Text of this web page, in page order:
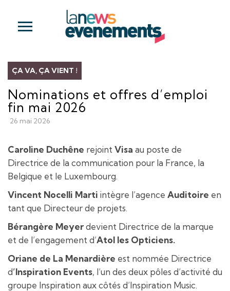
ÇA VA, ÇA VIENT !
Nominations et offres d’emploi
fin mai 2026
26 mai 2026
Caroline Duchêne rejoint Visa au poste de
Directrice de la communication pour la France, la
Belgique et le Luxembourg.
Vincent Nocelli Marti intègre l’agence Auditoire en
tant que Directeur de projets.
Bérangère Meyerdevient Directrice de la marque
et de l’engagement d’Atol les Opticiens.
Oriane de La Menardière est nommée Directrice
d’Inspiration Events, l’un des deux pôles d’activité du
groupe Inspiration aux côtés d’Inspiration Music.